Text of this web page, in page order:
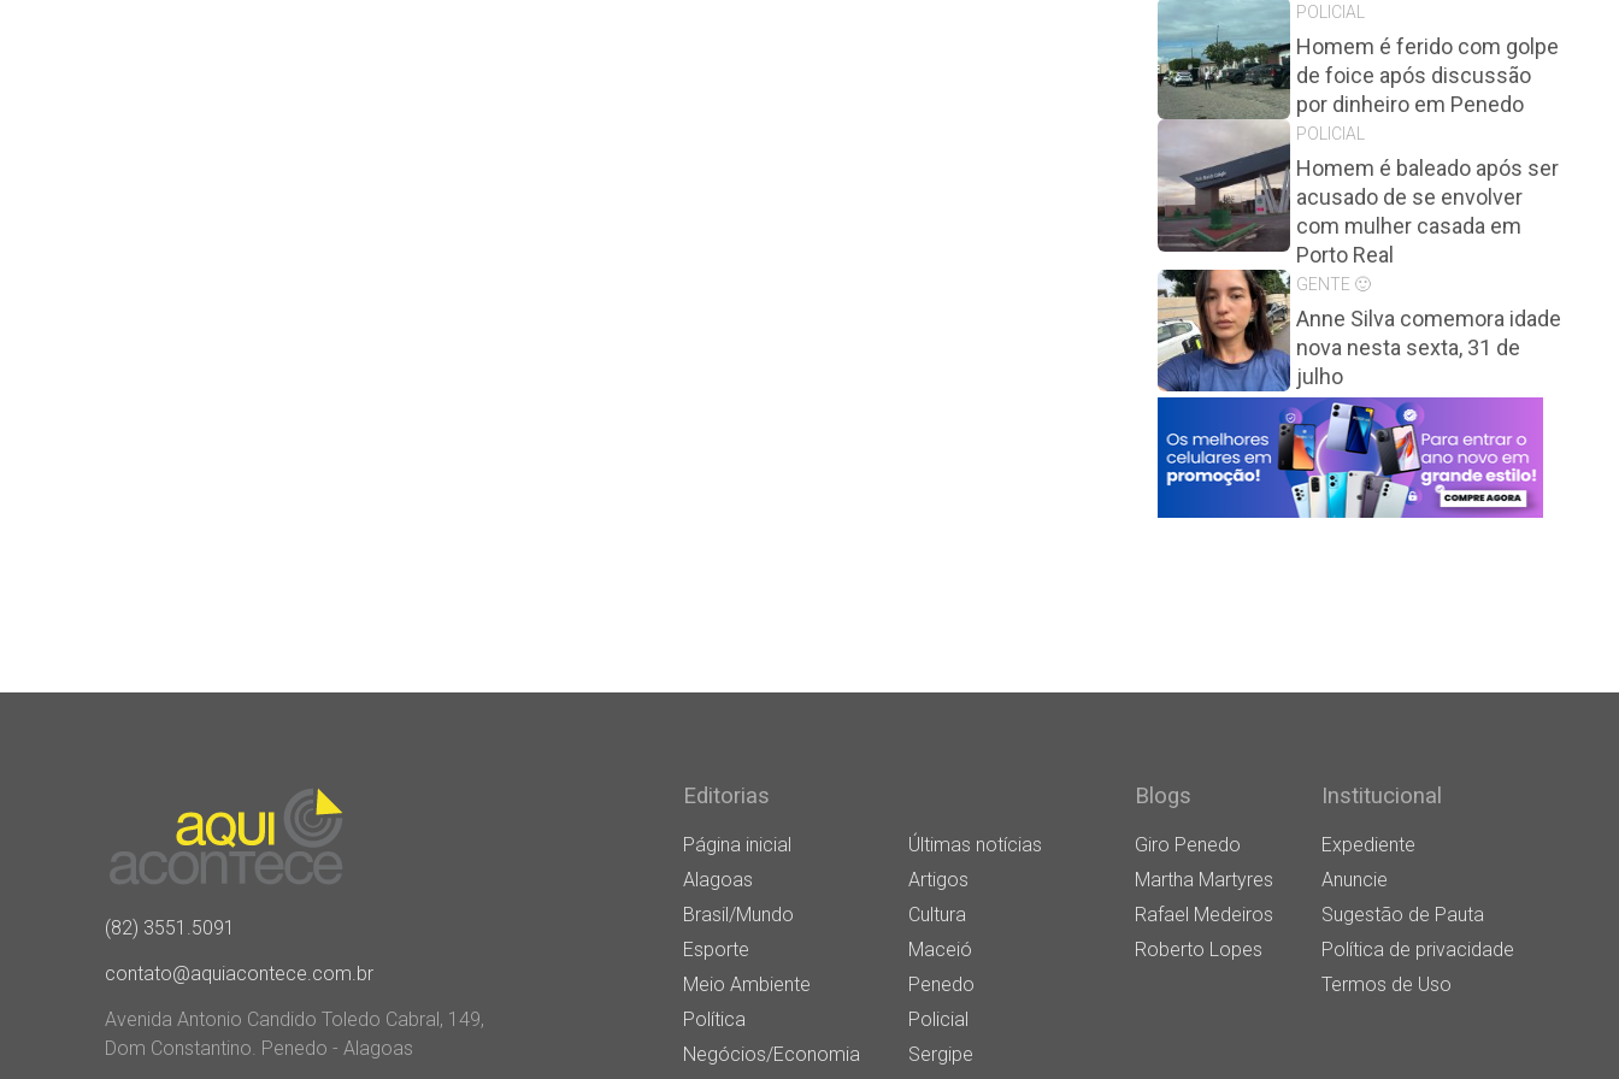
POLICIAL
Homem é ferido com golpe
de foice após discussão
por dinheiro em Penedo
POLICIAL
Homem é baleado após ser
acusado de se envolver
com mulher casada em
Porto Real
GENTE 🙂
Anne Silva comemora idade
nova nesta sexta, 31 de
julho
(82) 3551.5091
contato@aquiacontece.com.br
Avenida Antonio Candido Toledo Cabral, 149,
Dom Constantino. Penedo - Alagoas
Editorias
Página inicial
Últimas notícias
Alagoas
Artigos
Brasil/Mundo
Cultura
Esporte
Maceió
Meio Ambiente
Penedo
Política
Policial
Negócios/Economia
Sergipe
Blogs
Giro Penedo
Martha Martyres
Rafael Medeiros
Roberto Lopes
Institucional
Expediente
Anuncie
Sugestão de Pauta
Política de privacidade
Termos de Uso